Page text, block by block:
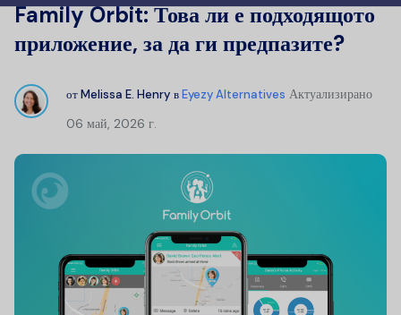
Family Orbit: Това ли е подходящото
приложение, за да ги предпазите?
отMelissa E. Henry вEyezy Alternatives Актуализирано
06 май, 2026 г.